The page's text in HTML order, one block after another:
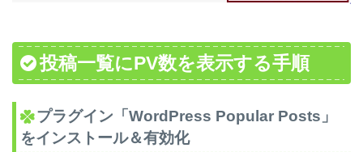
投稿一覧にPV数を表示する手順
プラグイン「WordPress Popular Posts」
をインストール＆有効化